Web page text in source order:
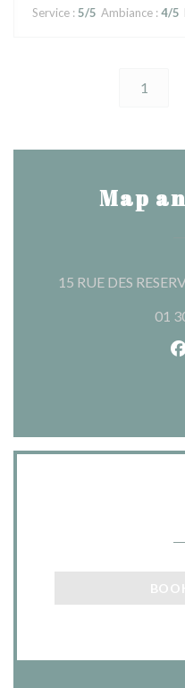
Service : 5/5 Ambiance : 4/5
1
Map
15 RUE DES
01